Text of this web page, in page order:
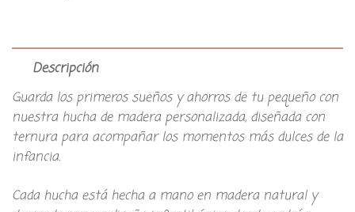
Descripción
Guarda los primeros sueños y ahorros de tu pequeño con
nuestra hucha de madera personalizada, diseñada con
ternura para acompañar los momentos más dulces de la
infancia.
Cada hucha está hecha a mano en madera natural y